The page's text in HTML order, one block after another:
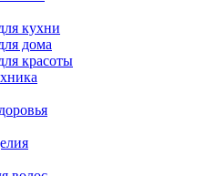
кухни
дома
красоты